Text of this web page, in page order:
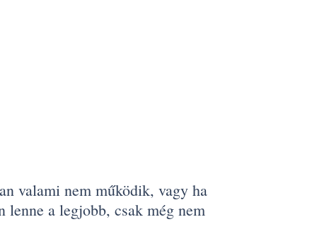
valami nem működik, vagy ha
lenne a legjobb, csak még nem